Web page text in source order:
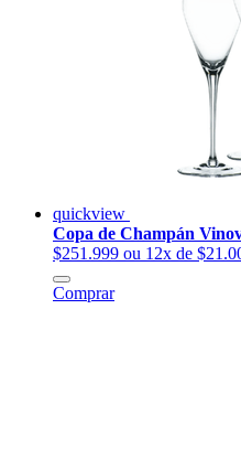
quickview
Copa de Champán
$251.999 ou 12x de
Comprar